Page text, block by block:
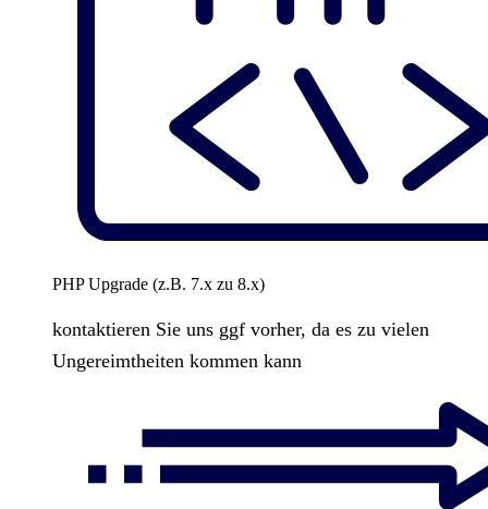
PHP Upgrade (z.B. 7.x zu 8.x)
kontaktieren Sie uns ggf vorher, da es zu vielen
Ungereimtheiten kommen kann